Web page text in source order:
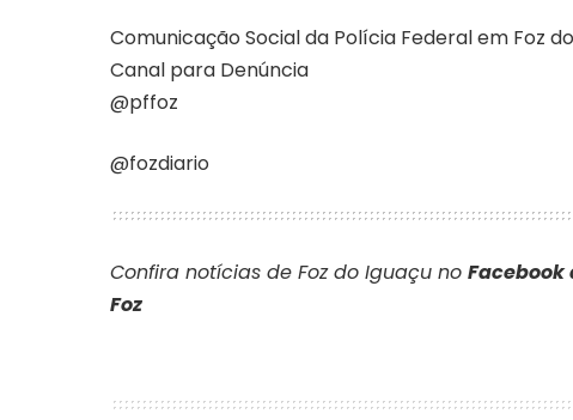
Comunicação Social da Polícia Federal em Foz
Canal para Denúncia
@pffoz
@fozdiario
Confira notícias de Foz do Iguaçu no Facebook
Foz